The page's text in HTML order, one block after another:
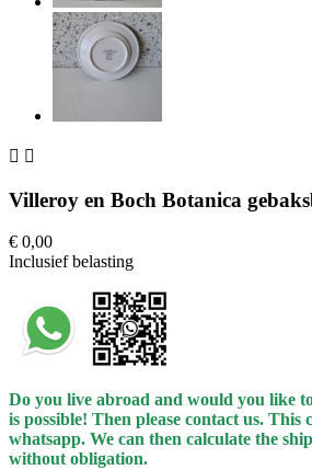
 
Villeroy en Boch Botanica
€ 0,00
Inclusief belasting
Do you live abroad and would you like
is possible! Then please contact us. This
whatsapp. We can then calculate the
without obligation.